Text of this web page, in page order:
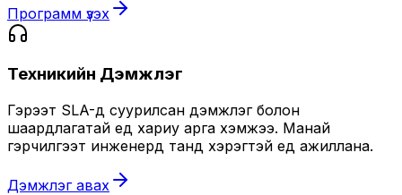
Программ үзэх
Техникийн Дэмжлэг
Гэрээт SLA-д суурилсан дэмжлэг болон
шаардлагатай үед хариу арга хэмжээ. Манай
гэрчилгээт инженерүүд танд хэрэгтэй үед ажиллана.
Дэмжлэг авах